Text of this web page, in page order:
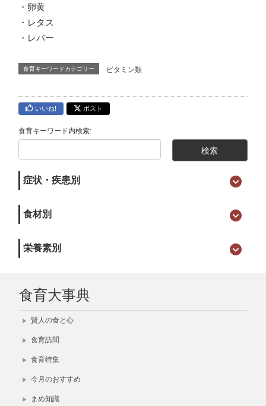
・卵黄
・レタス
・レバー
食育キーワードカテゴリー ビタミン類
いいね! ポスト
食育キーワード内検索:
症状・疾患別
食材別
栄養素別
食育大事典
賢人の食と心
食育訪問
食育特集
今月のおすすめ
まめ知識